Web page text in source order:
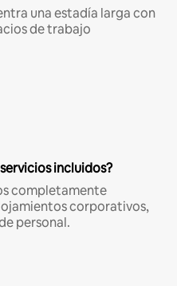
una estadía larga con
de trabajo
incluidos?
completamente
corporativos,
personal.